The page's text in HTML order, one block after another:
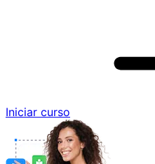
Iniciar curso